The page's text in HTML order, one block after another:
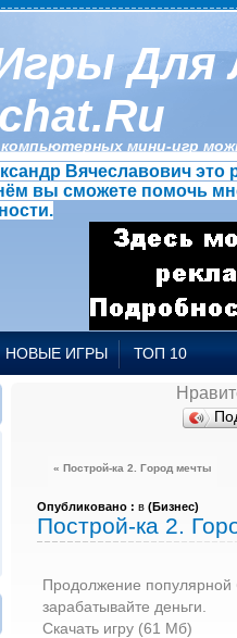
Для
компьютерных мини-игр
Вячеславович это
вы сможете помочь
НОВЫЕ ИГРЫ ТОП 10
« Построй-ка 2. Город мечты
Опубликовано : в (Бизнес)
Построй-ка 2.
Продолжение популярной
зарабатывайте деньги.
Скачать игру (61 Мб)